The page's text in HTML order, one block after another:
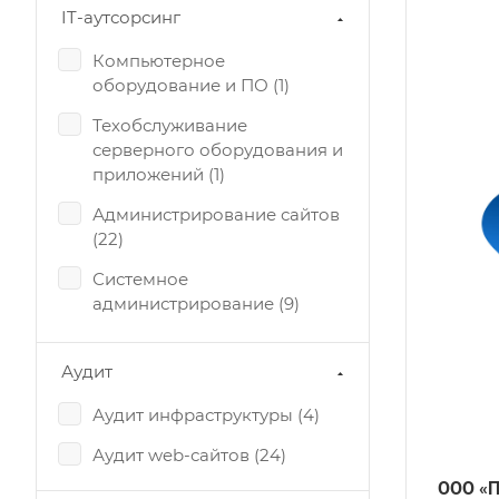
на рынке
РБ, РФ
сайтов
визитка, Лендинг, Корпоративный сайт,
магазин, Сайт-каталог,
сайт, Контент-проект,
сайт
продвижение
ООО
IT-аутсорсинг
Компьютерное
оборудование и ПО (1)
Техобслуживание
серверного оборудования и
приложений (1)
Администрирование сайтов
(22)
Системное
администрирование (9)
Системная интеграция (6)
Создание, поддержка ЛВС
(1)
Проектирование
Аудит
Аудит инфраструктуры (4)
Аудит web-сайтов (24)